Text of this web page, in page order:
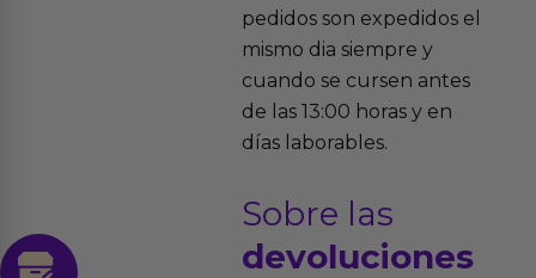
pedidos son expedidos el
mismo dia siempre y
cuando se cursen antes
de las 13:00 horas y en
días laborables.
Sobre las
devoluciones